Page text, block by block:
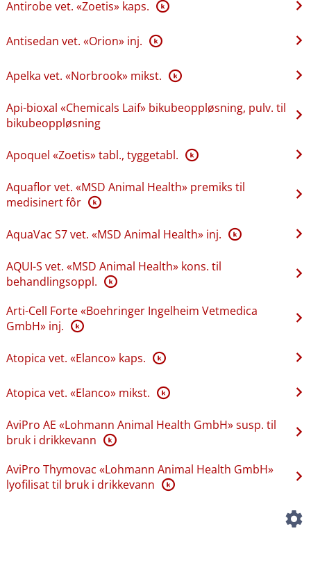
Antirobe vet. «Zoetis» kaps. K
Antisedan vet. «Orion» inj. K
Apelka vet. «Norbrook» mikst. K
Api-bioxal «Chemicals Laif» bikubeoppløsning, pulv. til
bikubeoppløsning
Apoquel «Zoetis» tabl., tyggetabl. K
Aquaflor vet. «MSD Animal Health» premiks til
medisinert fôr K
AquaVac S7 vet. «MSD Animal Health» inj. K
AQUI-S vet. «MSD Animal Health» kons. til
behandlingsoppl. K
Arti-Cell Forte «Boehringer Ingelheim Vetmedica
GmbH» inj. K
Atopica vet. «Elanco» kaps. K
Atopica vet. «Elanco» mikst. K
AviPro AE «Lohmann Animal Health GmbH» susp. til
bruk i drikkevann K
AviPro Thymovac «Lohmann Animal Health GmbH»
lyofilisat til bruk i drikkevann K